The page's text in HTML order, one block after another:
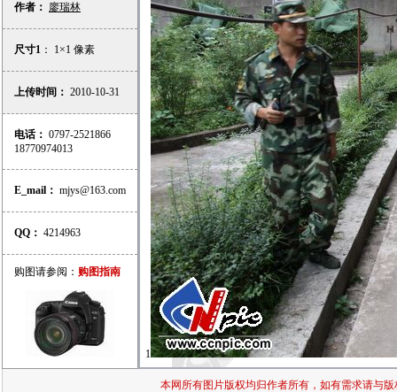
作者： 廖瑞林
尺寸1 ： 1×1 像素
上传时间： 2010-10-31
电话： 0797-2521866
18770974013
E_mail： mjys@163.com
QQ： 4214963
购图请参阅： 购图指南
1
本网所有图片版权均归作者所有，如有需求请与